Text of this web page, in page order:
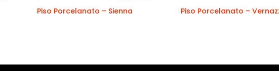
Piso Porcelanato – Sienna Piso Porcelanato –